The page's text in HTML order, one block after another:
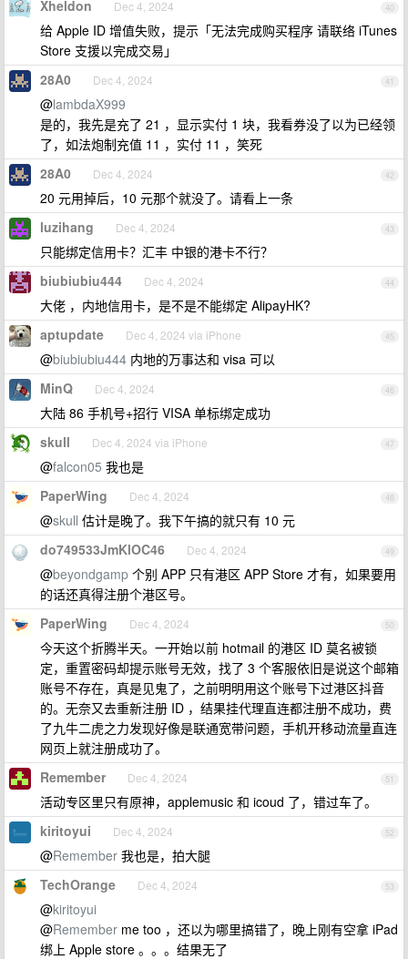
40
Xheldon Dec 4, 2024
给 Apple ID 增值失败，提示「无法完成购买程序 请联络 iTunes
Store 支援以完成交易」
41
28A0 Dec 4, 2024
@lambdaX999
是的，我先是充了 21 ，显示实付 1 块，我看券没了以为已经领
了，如法炮制充值 11 ，实付 11 ，笑死
42
28A0 Dec 4, 2024
20 元用掉后，10 元那个就没了。请看上一条
43
luzihang Dec 4, 2024
只能绑定信用卡？汇丰 中银的港卡不行？
44
biubiubiu444 Dec 4, 2024
大佬 ，内地信用卡，是不是不能绑定 AlipayHK?
45
aptupdate Dec 4, 2024 via iPhone
@biubiubiu444 内地的万事达和 visa 可以
46
MinQ Dec 4, 2024
大陆 86 手机号+招行 VISA 单标绑定成功
47
skull Dec 4, 2024 via iPhone
@falcon05 我也是
48
PaperWing Dec 4, 2024
@skull 估计是晚了。我下午搞的就只有 10 元
49
do749533JmKlOC46 Dec 4, 2024
@beyondgamp 个别 APP 只有港区 APP Store 才有，如果要用
的话还真得注册个港区号。
50
PaperWing Dec 4, 2024
今天这个折腾半天。一开始以前 hotmail 的港区 ID 莫名被锁
定，重置密码却提示账号无效，找了 3 个客服依旧是说这个邮箱
账号不存在，真是见鬼了，之前明明用这个账号下过港区抖音
的。无奈又去重新注册 ID ，结果挂代理直连都注册不成功，费
了九牛二虎之力发现好像是联通宽带问题，手机开移动流量直连
网页上就注册成功了。
51
Remember Dec 4, 2024
活动专区里只有原神，applemusic 和 icoud 了，错过车了。
52
kiritoyui Dec 4, 2024
@Remember 我也是，拍大腿
53
TechOrange Dec 4, 2024
@kiritoyui
@Remember me too ，还以为哪里搞错了，晚上刚有空拿 iPad
绑上 Apple store 。。。结果无了